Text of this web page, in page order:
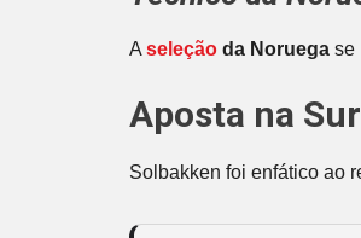
A seleção da Noruega se
Aposta na
Solbakken foi enfático ao